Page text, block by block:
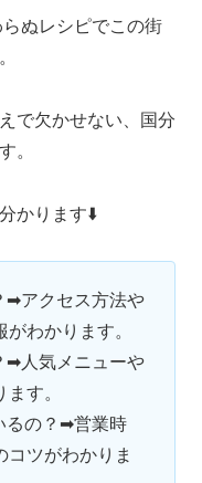
ぬレシピでこの街
で欠かせない、国分
。
かります⬇️
➡アクセス方法や
わかります。
➡人気メニューや
す。
るの？➡営業時
ツがわかりま